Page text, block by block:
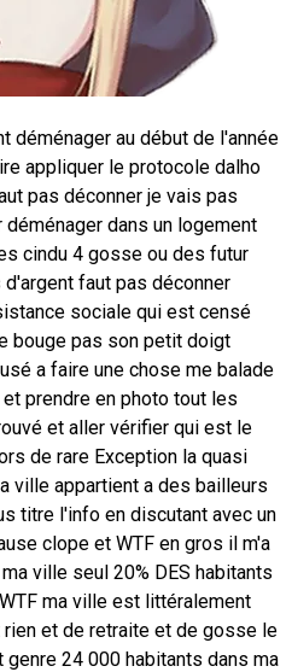
déménager au début de l'année
appliquer le protocole dalho
pas déconner je vais pas
dans un logement
cindu 4 gosse ou des futur
faut pas déconner
sociale qui est censé
bouge pas son petit doigt
a faire une chose me balade
prendre en photo tout les
et aller vérifier qui est le
de rare Exception la quasi
ville appartient a des bailleurs
titre l'info en discutant avec un
clope et WTF en gros il m'a
ville seul 20% DES habitants
ma ville est littéralement
et de retraite et de gosse le
24 000 habitants dans ma